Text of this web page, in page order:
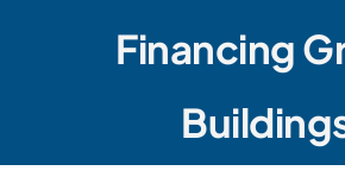
Financing